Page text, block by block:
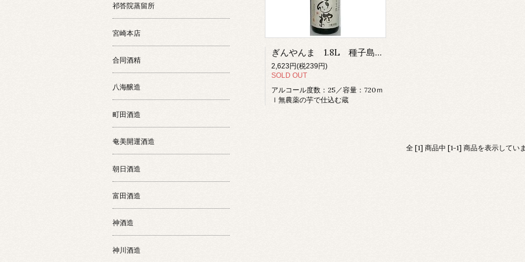
ぎんやんま 1.8L 種子島酒造 有機栽培焼酎 芋焼酎 種子島 薩摩
2,623円(税239円)
SOLD OUT
アルコール度数：25／容量：720ｍ
ｌ無農薬の芋で仕込む蔵
全 [1] 商品中 [1-1] 商品を表示してい
祁答院蒸留所
宮崎本店
合同酒精
八海醸造
町田酒造
奄美開運酒造
朝日酒造
富田酒造
神酒造
神川酒造